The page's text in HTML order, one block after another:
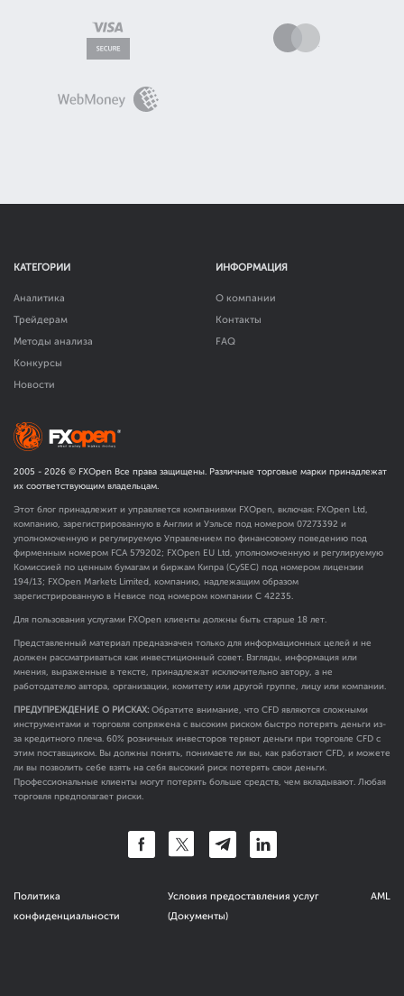
КАТЕГОРИИ
Аналитика
Трейдерам
Методы анализа
Конкурсы
Новости
ИНФОРМАЦИЯ
О компании
Контакты
FAQ
2005 - 2026 © FXOpen Все права защищены. Различные торговые марки принадлежат
их соответствующим владельцам.
Этот блог принадлежит и управляется компаниями FXOpen, включая: FXOpen Ltd,
компанию, зарегистрированную в Англии и Уэльсе под номером 07273392 и
уполномоченную и регулируемую Управлением по финансовому поведению под
фирменным номером FCA 579202; FXOpen EU Ltd, уполномоченную и регулируемую
Комиссией по ценным бумагам и биржам Кипра (CySEC) под номером лицензии
194/13; FXOpen Markets Limited, компанию, надлежащим образом
зарегистрированную в Невисе под номером компании C 42235.
Для пользования услугами FXOpen клиенты должны быть старше 18 лет.
Представленный материал предназначен только для информационных целей и не
должен рассматриваться как инвестиционный совет. Взгляды, информация или
мнения, выраженные в тексте, принадлежат исключительно автору, а не
работодателю автора, организации, комитету или другой группе, лицу или компании.
ПРЕДУПРЕЖДЕНИЕ О РИСКАХ: Обратите внимание, что CFD являются сложными
инструментами и торговля сопряжена с высоким риском быстро потерять деньги из-
за кредитного плеча. 60% розничных инвесторов теряют деньги при торговле CFD с
этим поставщиком. Вы должны понять, понимаете ли вы, как работают CFD, и можете
ли вы позволить себе взять на себя высокий риск потерять свои деньги.
Профессиональные клиенты могут потерять больше средств, чем вкладывают. Любая
торговля предполагает риски.
Политика
конфиденциальности
Условия предоставления услуг
(Документы)
AML